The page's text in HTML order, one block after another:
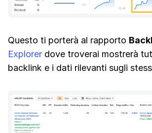
Questo ti porterà al rapporto
Explorer dove troverai mostrerà
backlink e i dati rilevanti sugli